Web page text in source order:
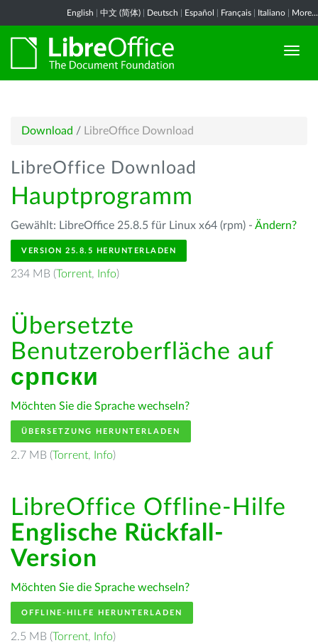
English 中文 (简体) Deutsch Español Français Italiano More...
Download / LibreOffice Download
LibreOffice Download
Hauptprogramm
Gewählt: LibreOffice 25.8.5 für Linux x64 (rpm) - Ändern?
VERSION 25.8.5 HERUNTERLADEN
234 MB (Torrent, Info)
Übersetzte
Benutzeroberfläche auf
српски
Möchten Sie die Sprache wechseln?
ÜBERSETZUNG HERUNTERLADEN
2.7 MB (Torrent, Info)
LibreOffice Offline-Hilfe
Englische Rückfall-
Version
Möchten Sie die Sprache wechseln?
OFFLINE-HILFE HERUNTERLADEN
2.5 MB (Torrent, Info)